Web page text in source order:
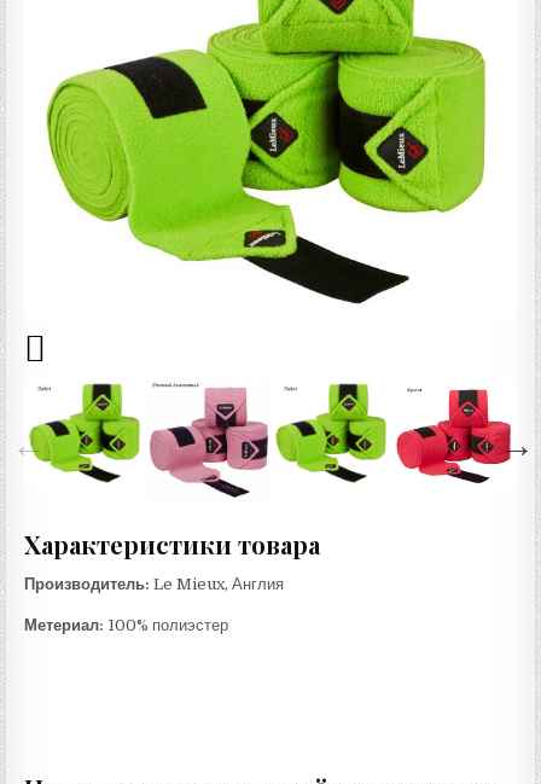
Характеристики товара
Производитель:Le Mieux, Англия
Метериал: 100% полиэстер